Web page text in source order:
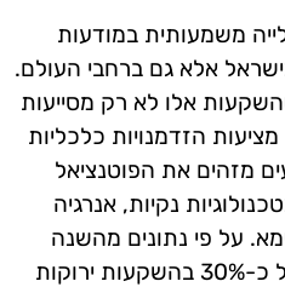
משמעותית במודעות
אלא גם ברחבי העולם.
אלו לא רק מסייעות
הזדמנויות כלכליות
מזהים את הפוטנציאל
נקיות, אנרגיה
על פי נתונים מהשנה
האחרונה, נרשמה עלייה של כ-30% בהשקעות ירוקות